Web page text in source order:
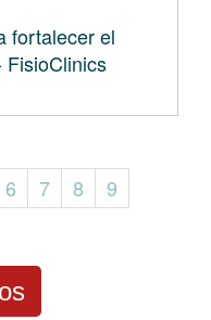
fortalecer el
FisioClinics
6 7 8
9